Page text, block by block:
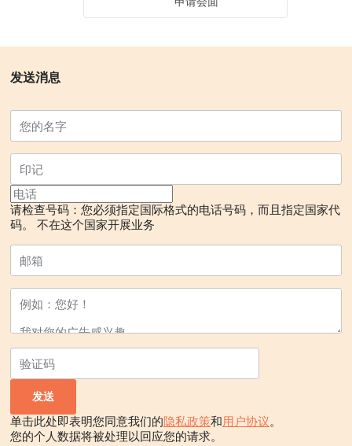
发送消息
请检查号码：您必须指定国际格式的电话号码，而且指定国家代
码。
不在这个国家开展业务
单击此处即表明您同意我们的隐私政策和用户协议。
您的个人数据将被处理以回应您的请求。